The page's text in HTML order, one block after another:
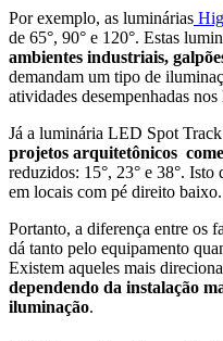
Por exemplo, as luminárias
de 65°, 90° e 120°. Estas
ambientes industriais,
demandam um tipo de
atividades desempenhadas
Já a luminária LED Spot
projetos arquitetônicos
reduzidos: 15°, 23° e 38°. Isto
em locais com pé direito baixo.
Portanto, a diferença entre os
dá tanto pelo equipamento
Existem aqueles mais
dependendo da instalação
iluminação.